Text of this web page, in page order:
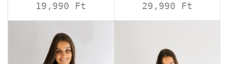
19,990 Ft 29,990 Ft